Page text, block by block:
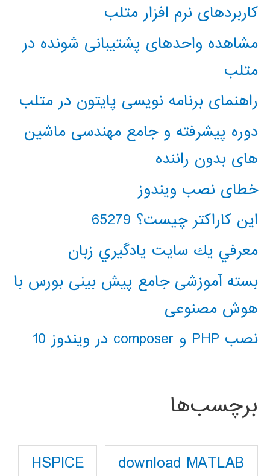
کاربردهای نرم افزار متلب
مشاهده واحدهای پشتیبانی شونده در
متلب
راهنمای برنامه نویسی پایتون در متلب
دوره پیشرفته و جامع مهندسی ماشین
های بدون راننده
خطای نصب ویندوز
این کاراکتر چیست؟ 65279
معرفي يك سايت يادگيري زبان
بسته آموزشی جامع پیش بینی بورس با
هوش مصنوعی
نصب PHP و composer در ویندوز 10
برچسب‌ها
download MATLAB
HSPICE